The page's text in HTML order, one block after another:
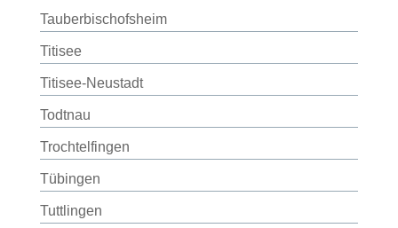
Tauberbischofsheim
Titisee
Titisee-Neustadt
Todtnau
Trochtelfingen
Tübingen
Tuttlingen